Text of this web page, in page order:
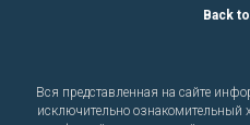
Back
Вся представленная на сайте
исключительно ознакомительный